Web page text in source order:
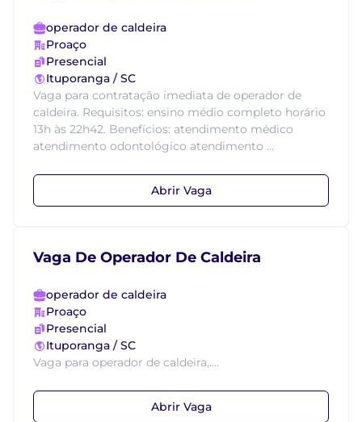
operador de caldeira
Proaço
Presencial
Ituporanga / SC
Vaga para contratação imediata de operador de
caldeira. Requisitos: ensino médio completo horário
13h às 22h42. Benefícios: atendimento médico
atendimento odontológico atendimento ...
Abrir Vaga
Vaga De Operador De Caldeira
operador de caldeira
Proaço
Presencial
Ituporanga / SC
Vaga para operador de caldeira,....
Abrir Vaga